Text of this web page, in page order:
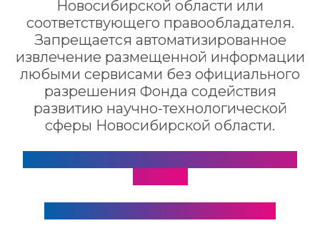
Новосибирской области или
соответствующего правообладателя.
Запрещается автоматизированное
извлечение размещенной информации
любыми сервисами без официального
разрешения Фонда содействия
развитию нaучнo-теxнoлoгичеcкoй
сферы Новосибирской области.